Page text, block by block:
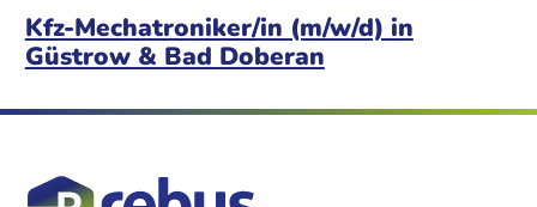
Kfz-Mechatroniker/in (m/w/d) in
Güstrow & Bad Doberan